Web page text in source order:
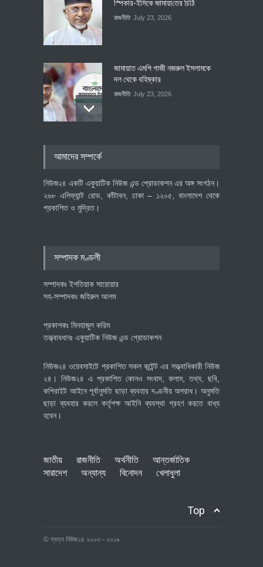
স্পিকার-ইসিকে জামায়া‌তের চি‌ঠি
রাজনীতি July 23, 2026
জামায়াত এমপি গাজী নজরুল ইসলামকে
দল থেকে বহিষ্কার
রাজনীতি July 23, 2026
আমাদের সম্পর্কে
নিউজ২৪ একটি একুয়াটিক নিউজ এন্ড প্রোডাকশন এর অঙ্গ সংগঠন।
২৬৮ এলিফ্যান্ট রোড, কাঁটাবন, ঢাকা – ১২০৫, বাংলাদেশ থেকে
প্রকাশিত ও মুদ্রিত।
সম্পাদক মণ্ডলী
সম্পাদকঃ ইশতিয়াক সারোয়ার
সহ-সম্পাদকঃ জহিরুল আলম
প্রকাশকঃ মিনহাজুল করিম
তত্ত্বাবধানঃ একুয়াটিক নিউজ এন্ড প্রোডাকশন
নিউজ২৪ ওয়েবসাইটে প্রকাশিত সকল কন্টেন্ট এর সত্ত্বাধিকারী নিউজ
২৪। নিউজ২৪ এ প্রকাশিত কোনও সংবাদ, কলাম, তথ্য, ছবি,
কপিরাইট আইনে পূর্বানুমতি ছাড়া ব্যবহার দণ্ডনীয় অপরাধ। অনুমতি
ছাড়া ব্যবহার করলে কর্তৃপক্ষ আইনি ব্যবস্থা গ্রহণ করতে বাধ্য
হবেন।
জাতীয় রাজনীতি অর্থনীতি
আন্তর্জাতিক
সারাদেশ
অন্যান্য বিনোদন খেলাধুলা
Top
© স্বত্ব নিউজ২৪ ২০০৩ - ২০১৯